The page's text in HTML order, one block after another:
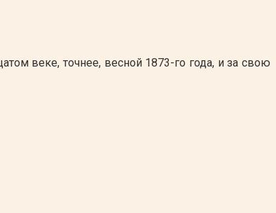
веке, точнее, весной 1873-го года, и за свою